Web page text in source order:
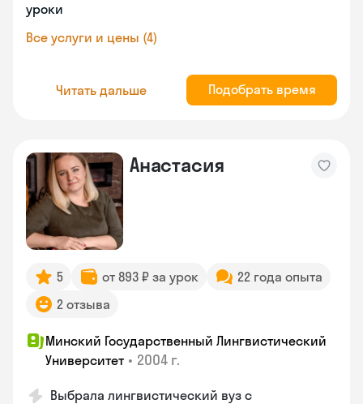
уроки
Все услуги и цены (4)
Читать дальше Подобрать время
Анастасия
5 от 893 ₽ за урок
22 года опыта
2 отзыва
Минский Государственный Лингвистический
Университет • 2004 г.
Выбрала лингвистический вуз с